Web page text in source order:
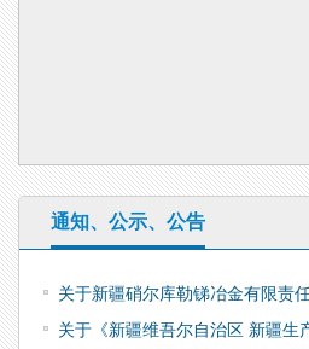
通知、公示、公告
关于新疆硝尔库勒锑冶金有限责
关于《新疆维吾尔自治区 新疆